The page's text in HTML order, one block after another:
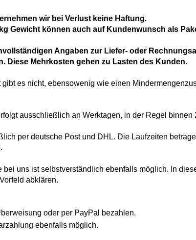
wir bei Verlust keine Haftung.
Gewicht können auch auf Kundenwunsch als
Angaben zur Liefer- oder
Diese Mehrkosten gehen zu Lasten des Kunden.
es nicht, ebensowenig wie einen
ausschließlich an Werktagen, in der Regel
per deutsche Post und DHL. Die Laufzeiten
bei uns ist selbstverständlich ebenfalls möglich. In
abklären.
oder per PayPal bezahlen.
ebenfalls möglich.